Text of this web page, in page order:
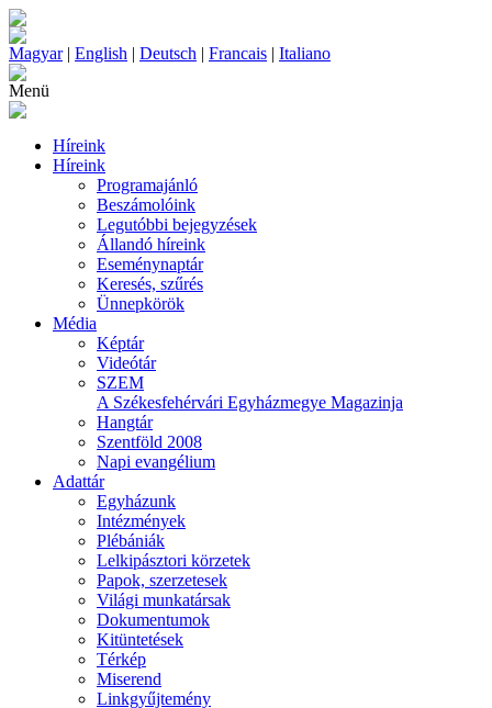
Magyar| English | Deutsch | Francais | Italiano
Menü
Híreink
Híreink
Programajánló
Beszámolóink
Legutóbbi bejegyzések
Állandó híreink
Eseménynaptár
Keresés, szűrés
Ünnepkörök
Média
Képtár
Videótár
SZEM
A Székesfehérvári Egyházmegye Magazinja
Hangtár
Szentföld 2008
Napi evangélium
Adattár
Egyházunk
Intézmények
Plébániák
Lelkipásztori körzetek
Papok, szerzetesek
Világi munkatársak
Dokumentumok
Kitüntetések
Térkép
Miserend
Linkgyűjtemény